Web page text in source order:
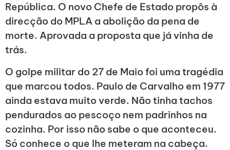
República. O novo Chefe de Estado propôs à
direcção do MPLA a abolição da pena de
morte. Aprovada a proposta que já vinha de
trás.
O golpe militar do 27 de Maio foi uma tragédia
que marcou todos. Paulo de Carvalho em 1977
ainda estava muito verde. Não tinha tachos
pendurados ao pescoço nem padrinhos na
cozinha. Por isso não sabe o que aconteceu.
Só conhece o que lhe meteram na cabeça.